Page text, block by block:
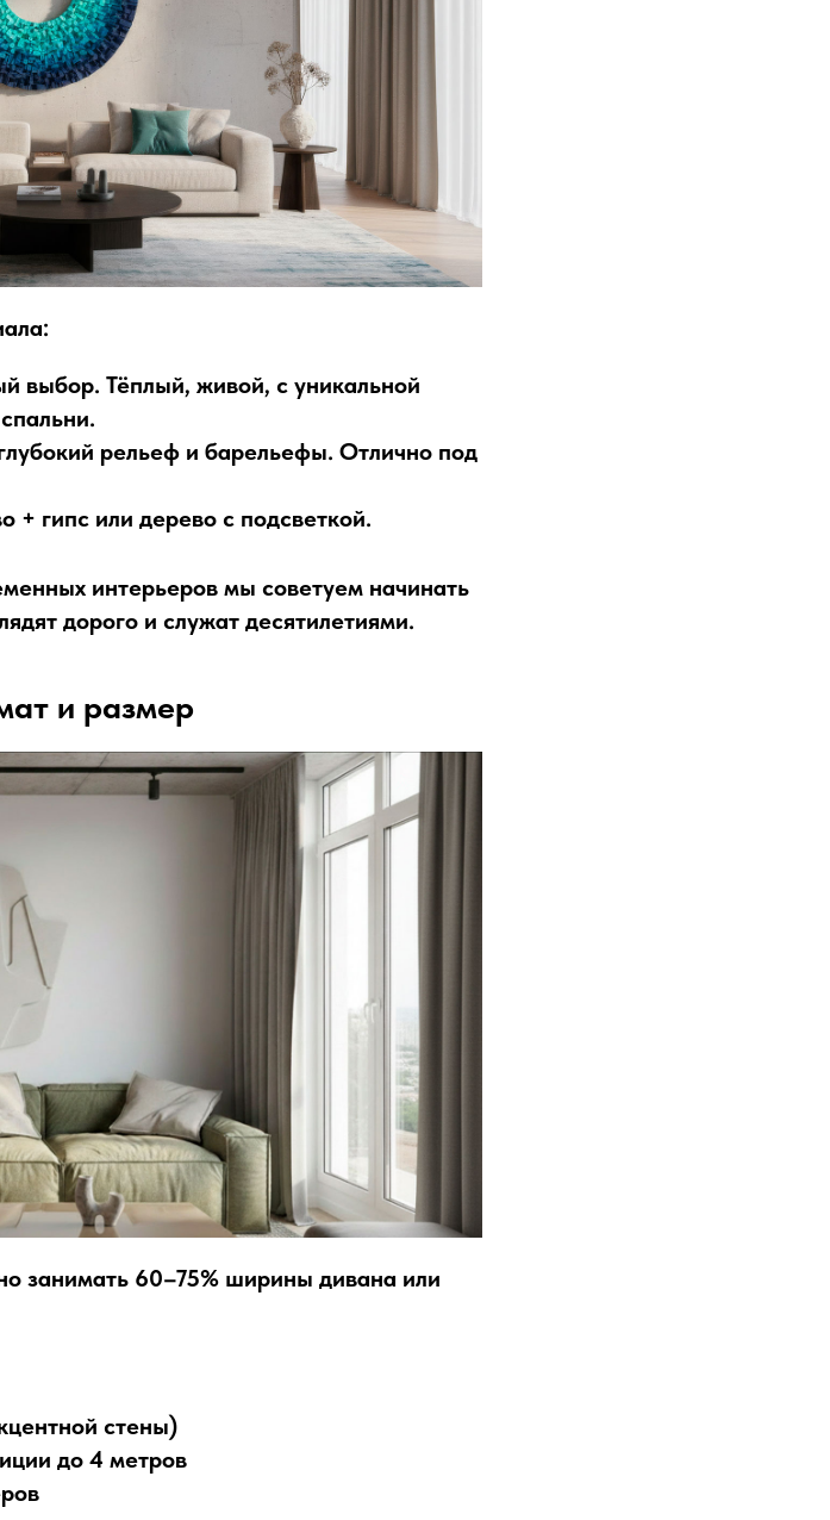
выбор. Тёплый, живой, с уникальной
рельеф и барельефы. Отлично под
+ гипс или дерево с подсветкой.
интерьеров мы советуем начинать
дорого и служат десятилетиями.
и размер
занимать 60–75% ширины дивана или
стены)
до 4 метров